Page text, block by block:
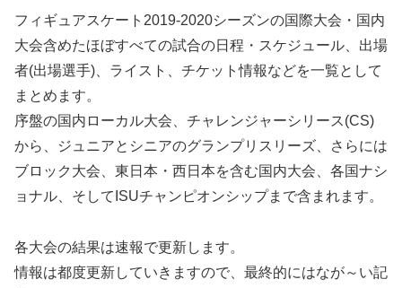
フィギュアスケート2019-2020シーズンの国際大会・国内
大会含めたほぼすべての試合の日程・スケジュール、出場
者(出場選手)、ライスト、チケット情報などを一覧として
まとめます。
序盤の国内ローカル大会、チャレンジャーシリース(CS)
から、ジュニアとシニアのグランプリスリーズ、さらには
ブロック大会、東日本・西日本を含む国内大会、各国ナシ
ョナル、そしてISUチャンピオンシップまで含まれます。
各大会の結果は速報で更新します。
情報は都度更新していきますので、最終的にはなが～い記